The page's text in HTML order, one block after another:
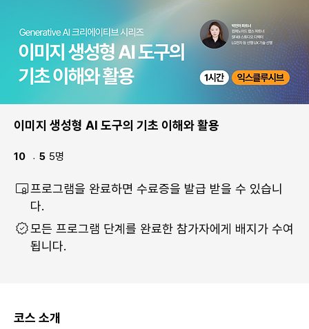
이미지 생성형 AI 도구의 기초 이해와 활용
10 10 undefined
5 5명
프로그램을 완료하면 수료증을 발급 받을 수 있습니
다.
모든 프로그램 단계를 완료한 참가자에게 배지가 수여
됩니다.
코스 소개